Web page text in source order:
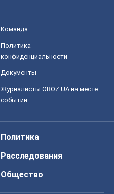
Команда
Политика
конфиденциальности
Документы
Журналисты OBOZ.UA на месте
событий
Политика
Расследования
Общество